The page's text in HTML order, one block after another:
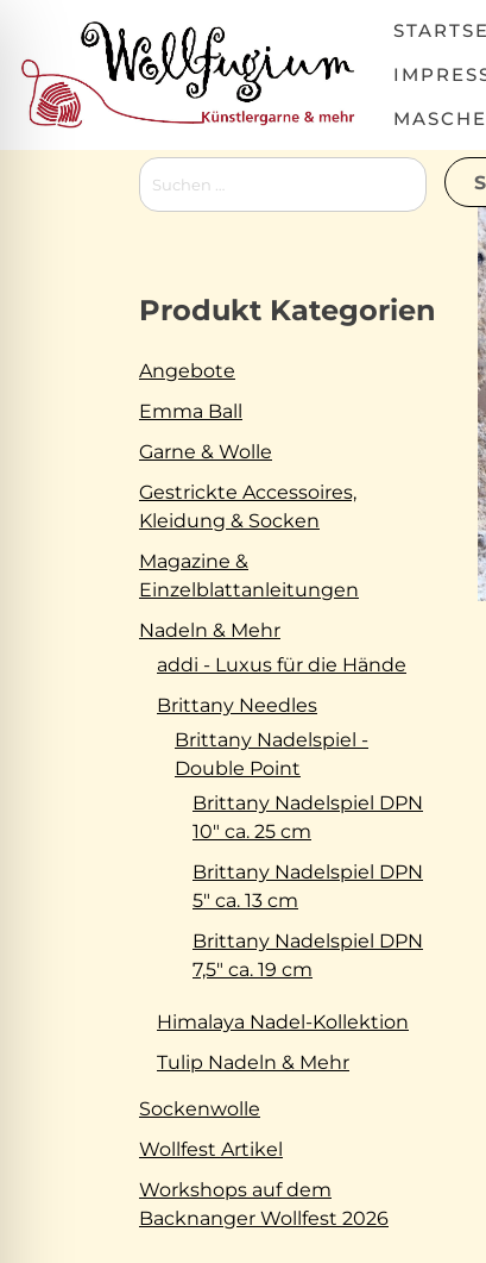
content
Suchen
nach:
Produkt Kategorien
Angebote
Emma Ball
Garne & Wolle
Gestrickte Accessoires,
Kleidung & Socken
Magazine &
Einzelblattanleitungen
Nadeln & Mehr
addi - Luxus für die Hände
Brittany Needles
Brittany Nadelspiel -
Double Point
Brittany Nadelspiel DPN
10" ca. 25 cm
Brittany Nadelspiel DPN
5" ca. 13 cm
Brittany Nadelspiel DPN
7,5" ca. 19 cm
Himalaya Nadel-Kollektion
Tulip Nadeln & Mehr
Sockenwolle
Wollfest Artikel
Workshops auf dem
Backnanger Wollfest 2026